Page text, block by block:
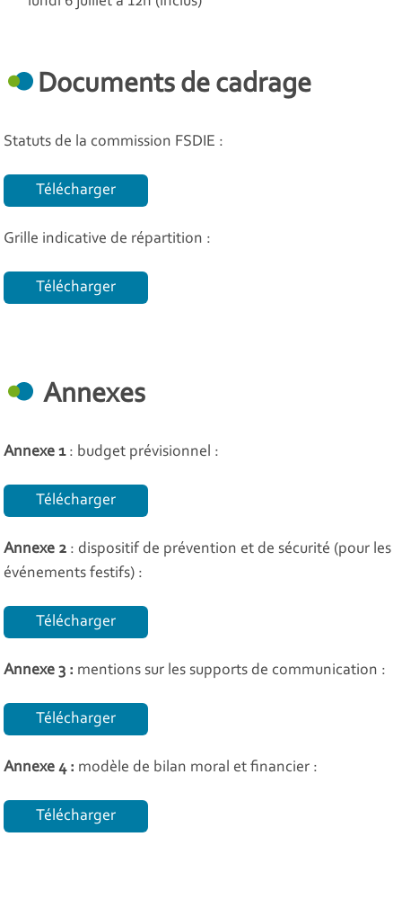
Documents de cadrage
Statuts de la commission FSDIE :
Télécharger
Grille indicative de répartition :
Télécharger
Annexes
Annexe 1: budget prévisionnel :
Télécharger
Annexe 2 : dispositif de prévention et de sécurité (pour les
événements festifs) :
Télécharger
Annexe 3 : mentions sur les supports de communication :
Télécharger
Annexe 4 : modèle de bilan moral et financier :
Télécharger